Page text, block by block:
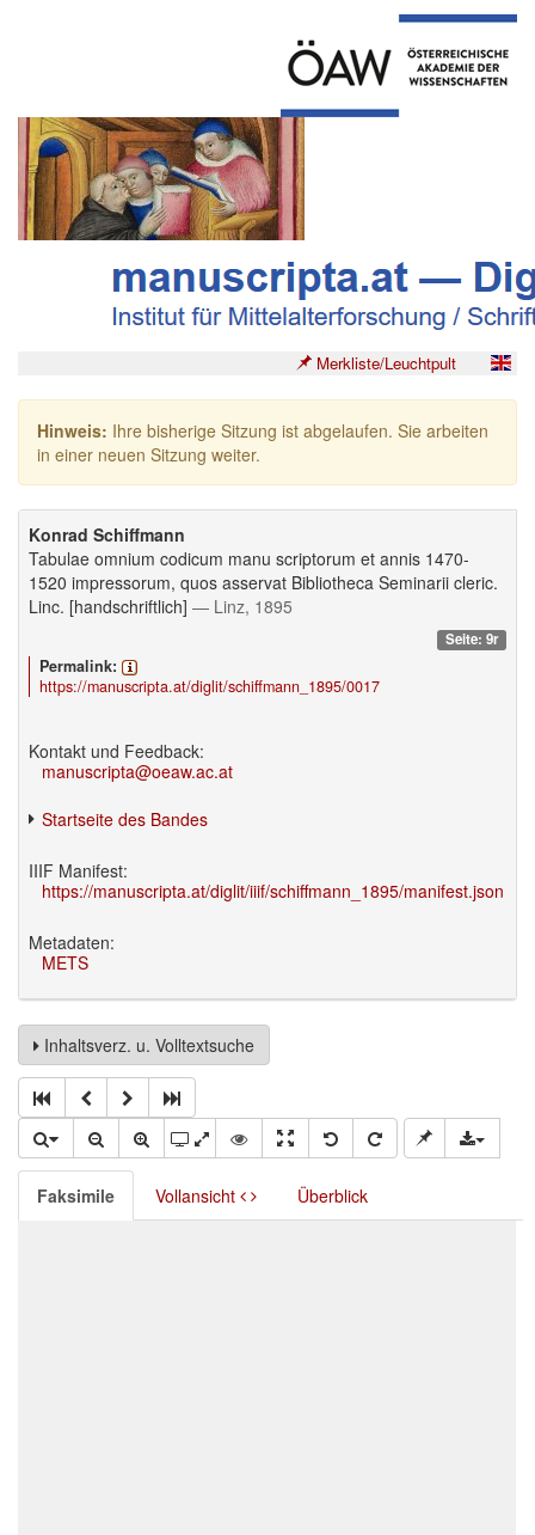
Merkliste/Leuchtpult
Hinweis: Ihre bisherige Sitzung ist abgelaufen. Sie arbeiten
in einer neuen Sitzung weiter.
Konrad Schiffmann
Tabulae omnium codicum manu scriptorum et annis 1470-
1520 impressorum, quos asservat Bibliotheca Seminarii cleric.
Linc. [handschriftlich] — Linz, 1895
Seite: 9r
Permalink:
https://manuscripta.at/diglit/schiffmann_1895/0017
Kontakt und Feedback:
manuscripta@oeaw.ac.at
Startseite des Bandes
IIIF Manifest:
https://manuscripta.at/diglit/iiif/schiffmann_1895/manifest.json
Metadaten:
METS
Inhaltsverz. u. Volltextsuche
Faksimile Vollansicht Überblick